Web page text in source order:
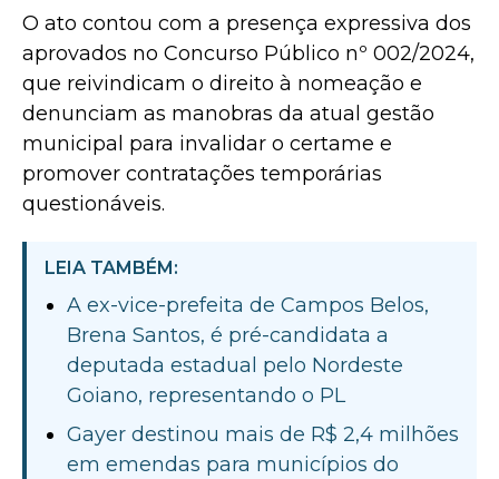
O ato contou com a presença expressiva dos
aprovados no Concurso Público nº 002/2024,
que reivindicam o direito à nomeação e
denunciam as manobras da atual gestão
municipal para invalidar o certame e
promover contratações temporárias
questionáveis.
LEIA TAMBÉM:
A ex-vice-prefeita de Campos Belos,
Brena Santos, é pré-candidata a
deputada estadual pelo Nordeste
Goiano, representando o PL
Gayer destinou mais de R$ 2,4 milhões
em emendas para municípios do